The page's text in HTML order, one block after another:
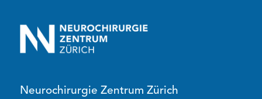
Neurochirurgie Zentrum Zürich